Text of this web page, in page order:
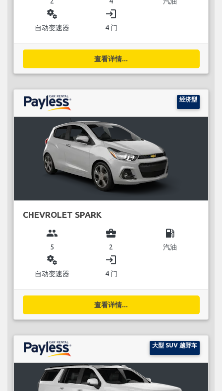
miscellaneous_services
自动变速器
login
4 门
查看详情...
经济型
CHEVROLET SPARK
group
5
business_center
2
local_gas_station
汽油
miscellaneous_services
自动变速器
login
4 门
查看详情...
大型 SUV 越野车